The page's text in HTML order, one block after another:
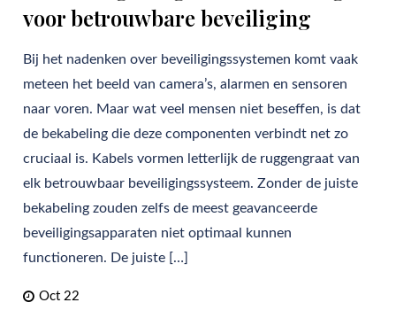
voor betrouwbare beveiliging
Bij het nadenken over beveiligingssystemen komt vaak
meteen het beeld van camera’s, alarmen en sensoren
naar voren. Maar wat veel mensen niet beseffen, is dat
de bekabeling die deze componenten verbindt net zo
cruciaal is. Kabels vormen letterlijk de ruggengraat van
elk betrouwbaar beveiligingssysteem. Zonder de juiste
bekabeling zouden zelfs de meest geavanceerde
beveiligingsapparaten niet optimaal kunnen
functioneren. De juiste […]
Oct 22